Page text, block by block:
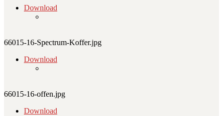
Download
66015-16-Spectrum-Koffer.jpg
Download
66015-16-offen.jpg
Download